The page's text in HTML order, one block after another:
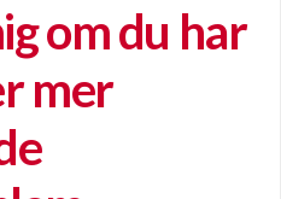
om du har
mer